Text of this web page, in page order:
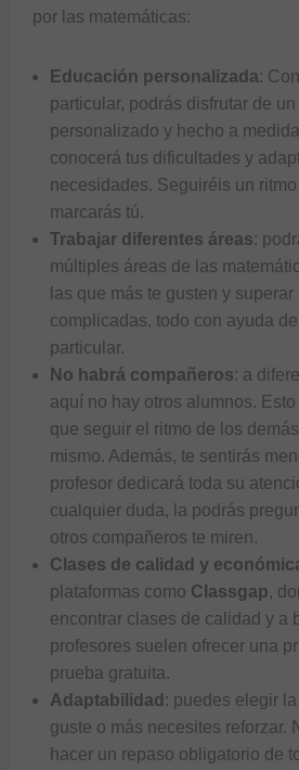
por las matemáticas:
Educación personalizada:
particular, podrás disfrutar de
personalizado y hecho a
conocerá tus dificultades y
necesidades. Seguiréis un
marcarás tú.
Trabajar diferentes áreas:
múltiples áreas de las
las que más te gusten y superar
complicadas, todo con ayuda
particular.
No habrá compañeros: a
aquí no hay otros alumnos.
que seguir el ritmo de los
mismo. Además, te sentirás
profesor dedicará toda su
cualquier duda, la podrás
otros compañeros te miren.
Clases de calidad y
plataformas como Classgap,
encontrar clases de calidad y a
profesores suelen ofrecer una
prueba gratuita.
Adaptabilidad : puedes elegir
guste o más necesites reforzar.
hacer un repaso obligatorio de